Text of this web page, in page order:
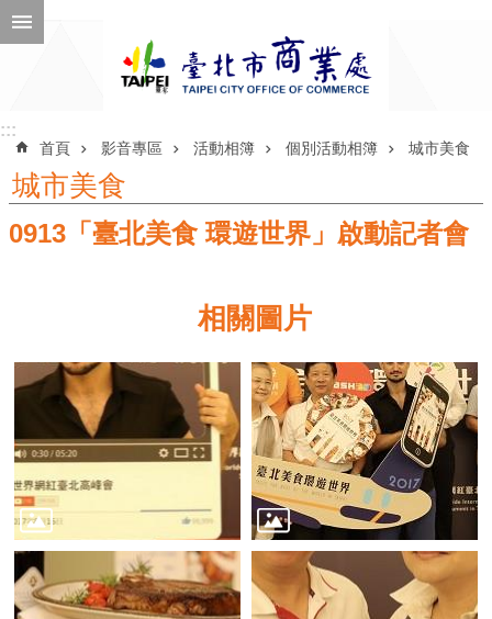
跳到主要內容區塊
公
機
關
紹
業
務
資
訊
::::::
首頁 影音專區 活動相簿 個別活動相簿 城市美食
城市美食
0913「臺北美食 環遊世界」啟動記者會
相關圖片